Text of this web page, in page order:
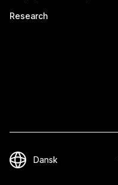
Research